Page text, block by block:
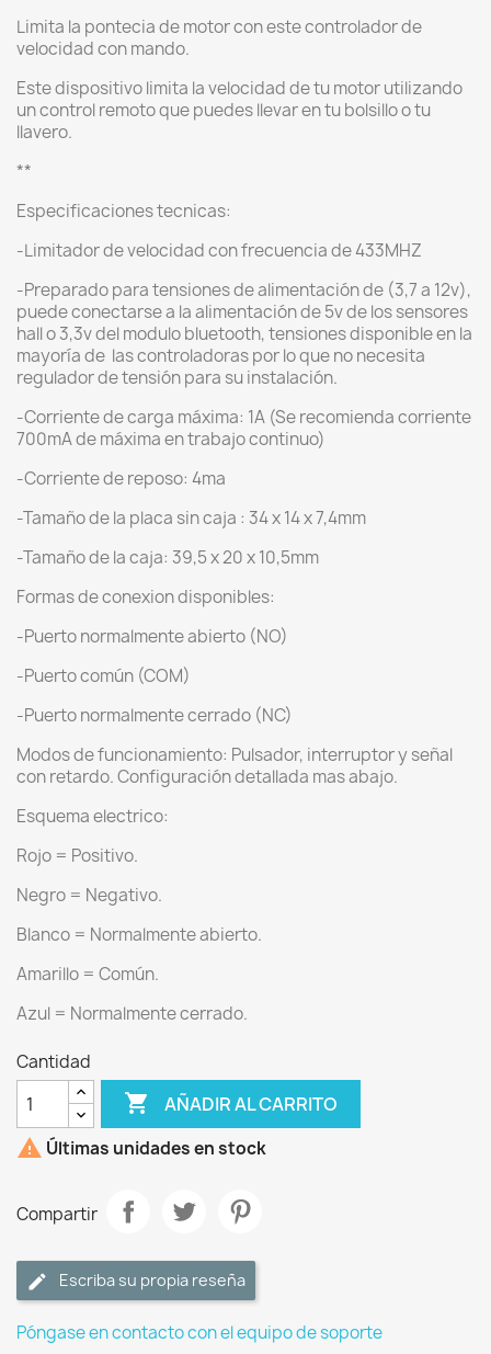
Limita la pontecia de motor con este controlador de
velocidad con mando.
Este dispositivo limita la velocidad de tu motor utilizando
un control remoto que puedes llevar en tu bolsillo o tu
llavero.
**
Especificaciones tecnicas:
-Limitador de velocidad con frecuencia de 433MHZ
-Preparado para tensiones de alimentación de (3,7 a 12v),
puede conectarse a la alimentación de 5v de los sensores
hall o 3,3v del modulo bluetooth, tensiones disponible en la
mayoría de las controladoras por lo que no necesita
regulador de tensión para su instalación.
-Corriente de carga máxima: 1A (Se recomienda corriente
700mA de máxima en trabajo continuo)
-Corriente de reposo: 4ma
-Tamaño de la placa sin caja : 34 x 14 x 7,4mm
-Tamaño de la caja: 39,5 x 20 x 10,5mm
Formas de conexion disponibles:
-Puerto normalmente abierto (NO)
-Puerto común (COM)
-Puerto normalmente cerrado (NC)
Modos de funcionamiento: Pulsador, interruptor y señal
con retardo. Configuración detallada mas abajo.
Esquema electrico:
Rojo = Positivo.
Negro = Negativo.
Blanco = Normalmente abierto.
Amarillo = Común.
Azul = Normalmente cerrado.
Cantidad
 AÑADIR AL CARRITO
 Últimas unidades en stock
Compartir
Escriba su propia reseña
Póngase en contacto con el equipo de soporte